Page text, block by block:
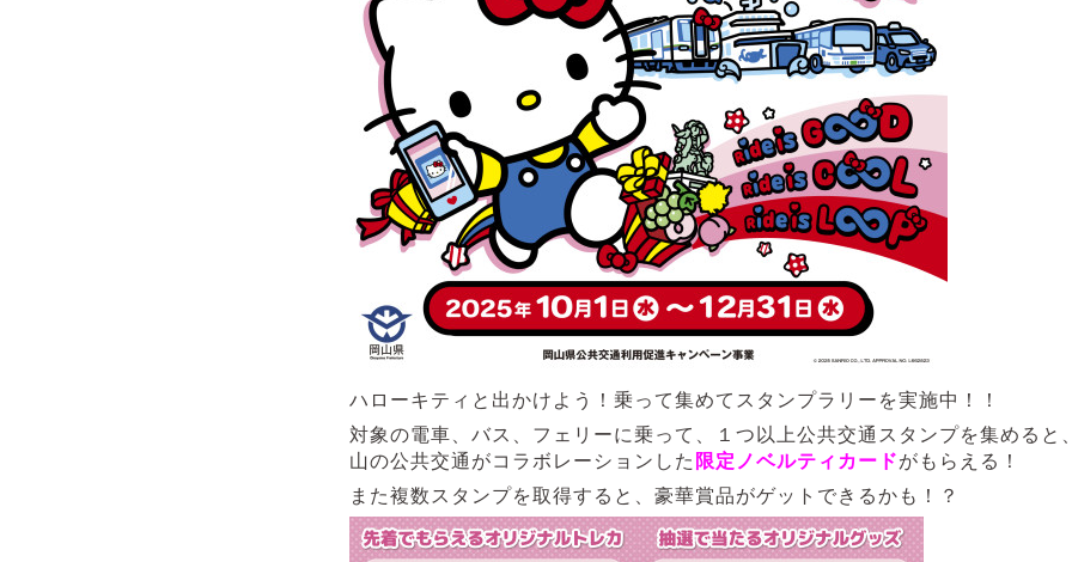
ハローキティと出かけよう！乗って集めてスタンプラリーを実施中！！
対象の電車、バス、フェリーに乗って、１つ以上公共交通スタンプを集めると
山の公共交通がコラボレーションした 限定ノベルティカードがもらえる！
また複数スタンプを取得すると、豪華賞品がゲットできるかも！？